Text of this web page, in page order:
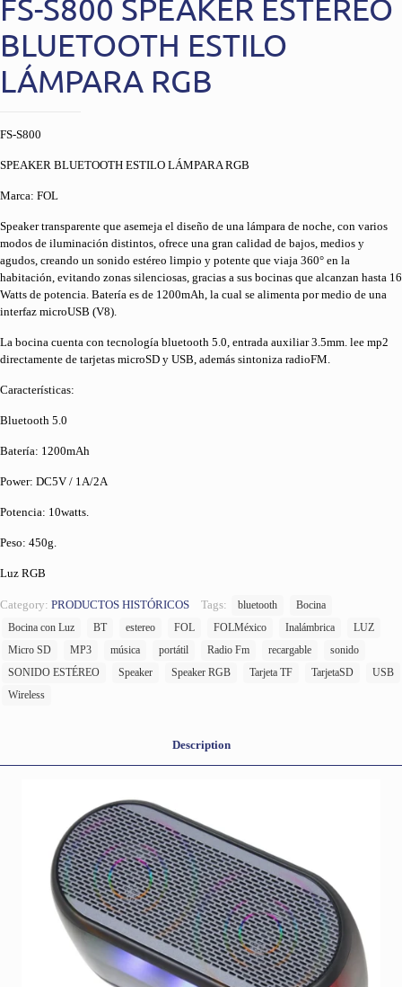
FS-S800 SPEAKER ESTÉREO
BLUETOOTH ESTILO
LÁMPARA RGB
FS-S800
SPEAKER BLUETOOTH ESTILO LÁMPARA RGB
Marca: FOL
Speaker transparente que asemeja el diseño de una lámpara de noche, con varios
modos de iluminación distintos, ofrece una gran calidad de bajos, medios y
agudos, creando un sonido estéreo limpio y potente que viaja 360° en la
habitación, evitando zonas silenciosas, gracias a sus bocinas que alcanzan hasta 16
Watts de potencia. Batería es de 1200mAh, la cual se alimenta por medio de una
interfaz microUSB (V8).
La bocina cuenta con tecnología bluetooth 5.0, entrada auxiliar 3.5mm. lee mp2
directamente de tarjetas microSD y USB, además sintoniza radioFM.
Características:
Bluetooth 5.0
Batería: 1200mAh
Power: DC5V / 1A/2A
Potencia: 10watts.
Peso: 450g.
Luz RGB
Category: PRODUCTOS HISTÓRICOS Tags: bluetooth
Bocina
Bocina con Luz
BT estereo FOL FOLMéxico Inalámbrica
LUZ
Micro SD
MP3 música portátil Radio Fm recargable
sonido
SONIDO ESTÉREO
Speaker Speaker RGB Tarjeta TF TarjetaSD
USB
Wireless
Description